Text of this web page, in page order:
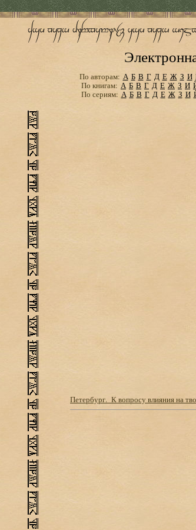
По авторам: А Б В Г Д Е Ж З И
По книгам: А Б В Г Д Е Ж З И
По сериям: А Б В Г Д Е Ж З И
Петербург. К вопросу влияния на